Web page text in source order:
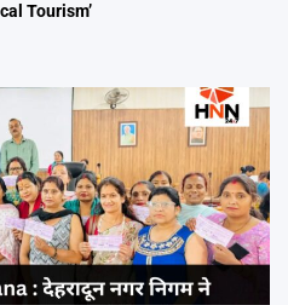
Tourism’